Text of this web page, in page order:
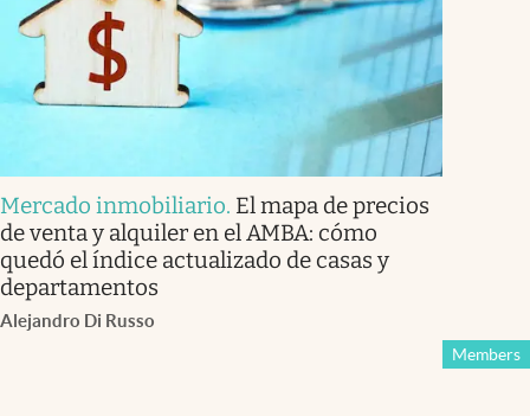
Mercado inmobiliario. El mapa de precios
de venta y alquiler en el AMBA: cómo
quedó el índice actualizado de casas y
departamentos
Alejandro Di Russo
Members